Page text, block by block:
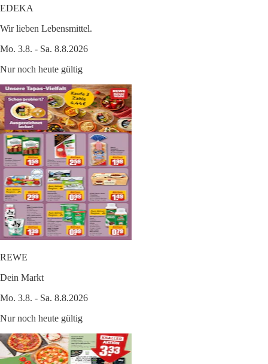
EDEKA
Wir lieben Lebensmittel.
Mo. 3.8. - Sa. 8.8.2026
Nur noch heute gültig
REWE
Dein Markt
Mo. 3.8. - Sa. 8.8.2026
Nur noch heute gültig